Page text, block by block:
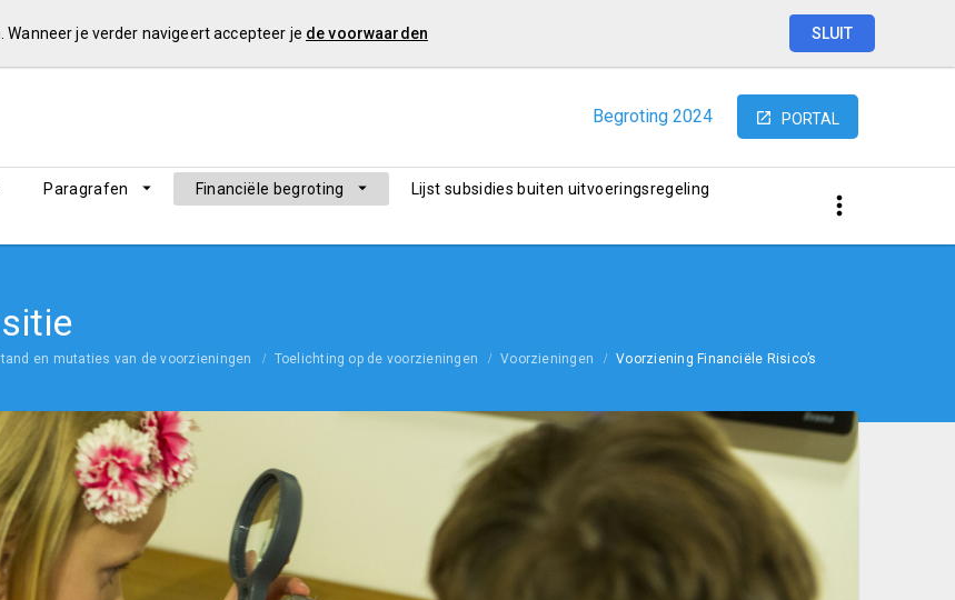
je verder navigeert accepteer je de voorwaarden SLUIT
Begroting 2024 PORTAL
Paragrafen Financiële begroting
Lijst subsidies buiten uitvoeringsregeling
en mutaties van de voorzieningen Toelichting op de voorzieningen Voorzieningen Voorziening Financiële Risico’s